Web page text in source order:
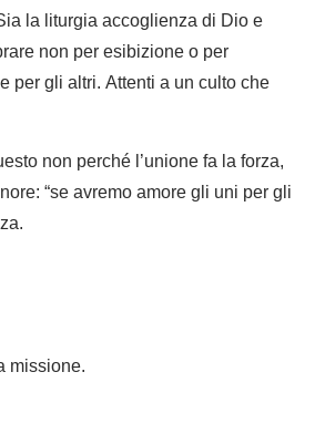
la liturgia accoglienza di Dio e
non per esibizione o per
per gli altri. Attenti a un culto che
non perché l’unione fa la forza,
“se avremo amore gli uni per gli
missione.